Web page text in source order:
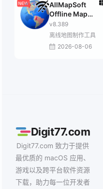
AllMapSoft
Offline Map
Maker
v8.389
离线地图制作工具
2026-08-06
Digit77.com
Digit77.com 致力于提供
最优质的 macOS 应用、
游戏以及跨平台软件资源
下载，助力每一位开发者